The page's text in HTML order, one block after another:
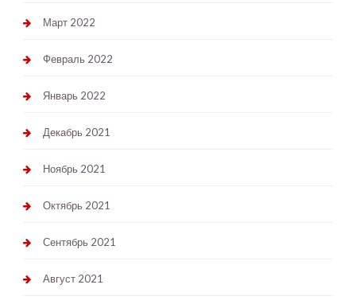
Март 2022
Февраль 2022
Январь 2022
Декабрь 2021
Ноябрь 2021
Октябрь 2021
Сентябрь 2021
Август 2021